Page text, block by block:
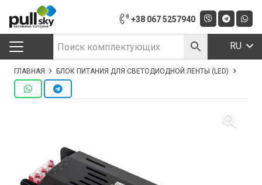
+38 067 5257940
RU
ГЛАВНАЯ БЛОК ПИТАНИЯ ДЛЯ СВЕТОДИОДНОЙ ЛЕНТЫ (LED)